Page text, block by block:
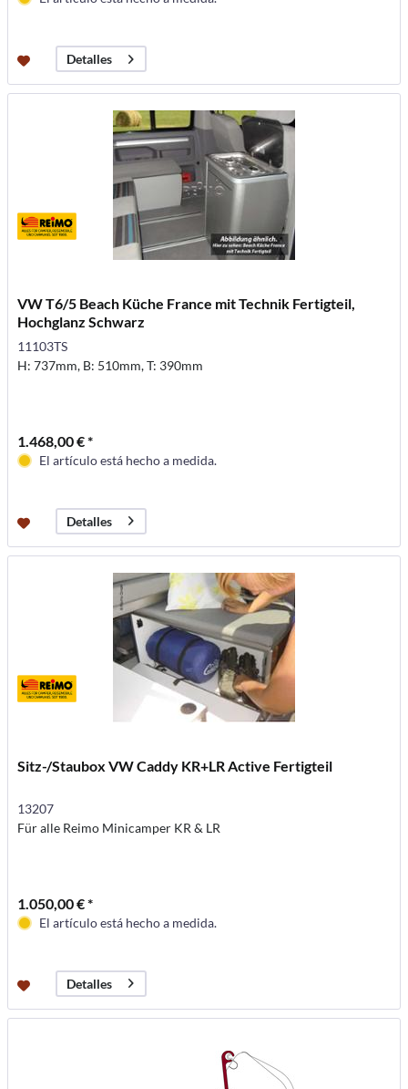
Detalles
VW T6/5 Beach Küche France mit Technik Fertigteil,
Hochglanz Schwarz
11103TS
H: 737mm, B: 510mm, T: 390mm
1.468,00 € *
El artículo está hecho a medida.
Detalles
Sitz-/Staubox VW Caddy KR+LR Active Fertigteil
13207
Für alle Reimo Minicamper KR & LR
1.050,00 € *
El artículo está hecho a medida.
Detalles